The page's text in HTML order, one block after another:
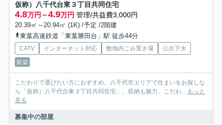
仮称）八千代台東３丁目共同住宅
4.8万円～4.9万円 管理/共益費3,000円
20.39㎡～20.94㎡ (1K) /予定 /2階建
東葉高速鉄道「東葉勝田台」駅 徒歩44分
CATV インターネット対応 敷地内ごみ置き場
公共下水
新築
こだわりで選びたい方におすすめ。八千代市エリアで住まいをお探しな
ら「仮称）八千代台東３丁目共同住宅」。収納も魅力、こだわ... もっと
見る
募集中の部屋